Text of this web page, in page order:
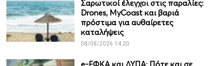
Σαρωτικοί έλεγχοι στις παραλίες:
Drones, MyCoast και βαριά
πρόστιμα για αυθαίρετες
καταλήψεις
08/08/2026 14:20